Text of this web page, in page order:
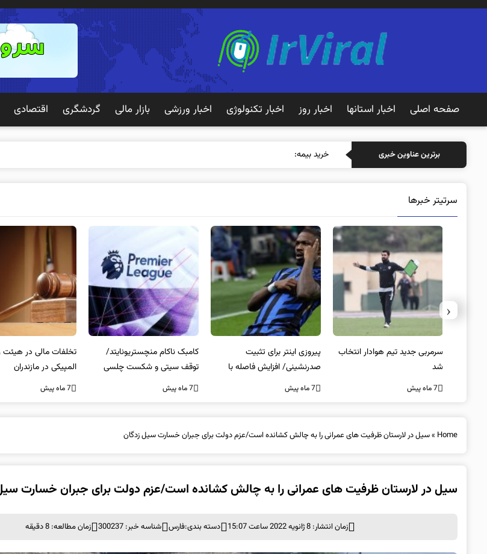
صفحه اصلی اخبار استانها اخبار روز اخبار تکنولوژی اخبار ورزشی بازار مالی گردشگری اقتصادی
برترین عناوین خبری خرید بیمه: سنتی یا آنلاین؟ کدامیک تجربه بهتری بر
سرتیتر خبرها
سرمربی جدید تیم هوادار انتخاب
شد
7 ماه پیش
پیروزی اینتر برای تثبیت
صدرنشینی/ افزایش فاصله با
ناپولی
7 ماه پیش
کامبک ناکام منچستریونایتد/
توقف سیتی و شکست چلسی
7 ماه پیش
تخلفات مالی در هیئت
المپیکی در مازندران
7 ماه پیش
‹
Home
»سیل در لارستان ظرفیت های عمرانی را به چالش کشانده است/عزم دولت برای جبران خسارت سیل زدگان
سیل در لارستان ظرفیت های عمرانی را به چالش کشانده است/عزم دولت برای جبران خسارت
زمان انتشار: 8 ژانویه 2022 ساعت 15:07 دسته بندی:فارس شناسه خبر: 300237 زمان مطالعه: 8 دقیقه